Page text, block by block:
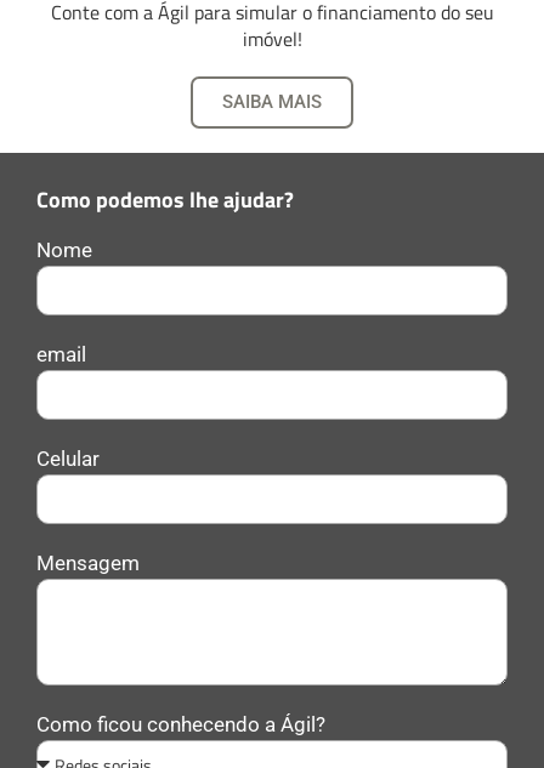
Conte com a Ágil para simular o financiamento do seu
imóvel!
SAIBA MAIS
Como podemos lhe ajudar?
Nome
email
Celular
Mensagem
Como ficou conhecendo a Ágil?